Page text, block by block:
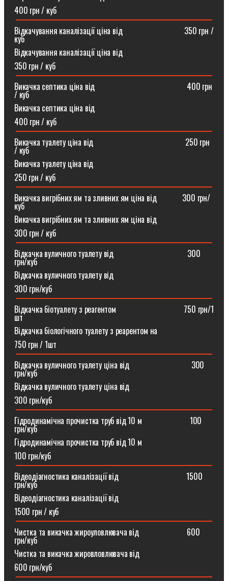
400 грн / куб
Відкачування каналізації ціна від ⠀⠀⠀⠀⠀⠀⠀⠀⠀⠀350 грн /
куб
Відкачування каналізації ціна від
350 грн / куб
Викачка септика ціна від ⠀⠀⠀⠀⠀⠀⠀⠀⠀⠀⠀⠀⠀⠀⠀400 грн
/ куб
Викачка септика ціна від
400 грн / куб
Викачка туалету ціна від ⠀⠀⠀⠀⠀⠀⠀⠀⠀⠀⠀⠀⠀⠀⠀250 грн
/ куб⠀
Викачка туалету ціна від
250 грн / куб
Викачка вигрібних ям та зливних ям ціна від ⠀⠀⠀⠀300 грн/
куб
Викачка вигрібних ям та зливних ям ціна від
300 грн / куб
Відкачка вуличного туалету від ⠀⠀⠀⠀⠀⠀⠀⠀⠀⠀⠀⠀300
грн/куб
Відкачка вуличного туалету від
300 грн/куб
Відкачка біотуалету з реагентом ⠀⠀⠀⠀⠀⠀⠀⠀⠀⠀⠀750 грн/1
шт
Відкачка біологічного туалету з реарентом на
750 грн / 1шт
Відкачка вуличного туалету ціна від ⠀⠀⠀⠀⠀⠀⠀⠀⠀⠀300
грн/куб
Відкачка вуличного туалету ціна від
300 грн/куб
Гідродинамічна прочистка труб від 10 м⠀⠀⠀⠀⠀⠀⠀⠀100
грн/куб
Гідродинамічна прочистка труб від 10 м
100 грн/куб
Відеодіагностика каналізації від ⠀⠀⠀⠀⠀⠀⠀⠀⠀⠀⠀1500
грн/куб
Відеодіагностика каналізації від
1500 грн / куб
Чистка та викачка жироуловлювача від⠀⠀⠀⠀⠀⠀⠀⠀600
грн/куб
Чистка та викачка жировловлювача від
600 грн/куб